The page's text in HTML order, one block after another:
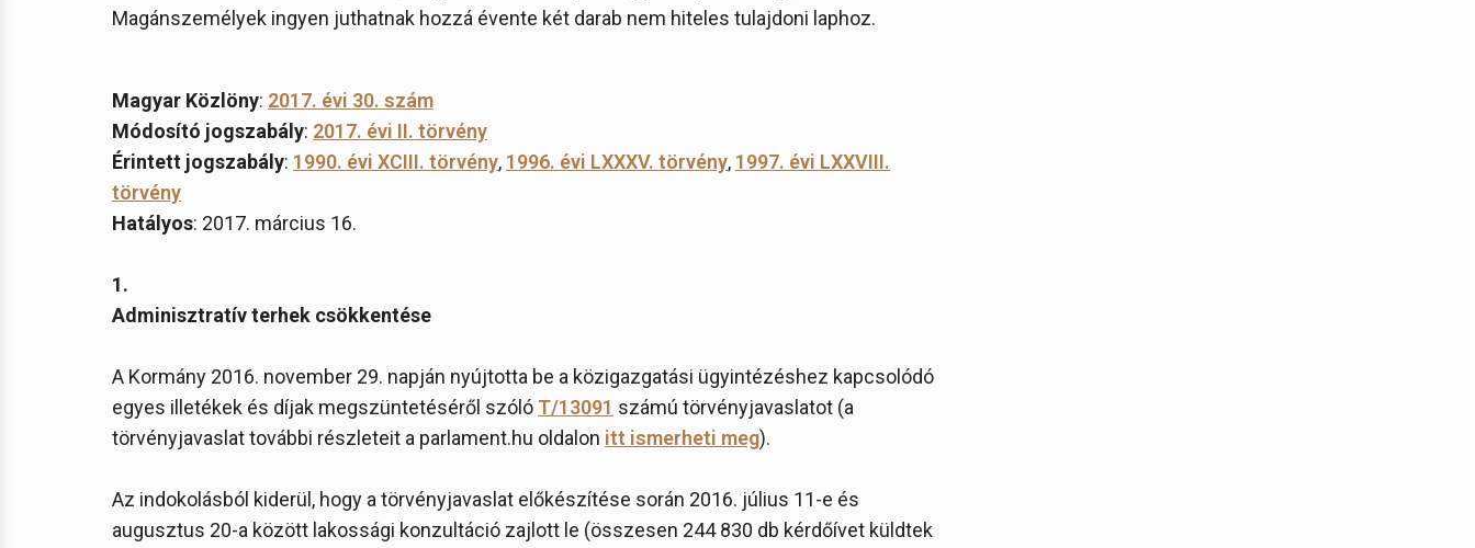
Magánszemélyek ingyen juthatnak hozzá évente két darab nem hiteles tulajdoni laphoz.
Magyar Közlöny: 2017. évi 30. szám
Módosító jogszabály: 2017. évi II. törvény
Érintett jogszabály: 1990. évi XCIII. törvény, 1996. évi LXXXV. törvény, 1997. évi LXXVIII.
törvény
Hatályos: 2017. március 16.
1.
Adminisztratív terhek csökkentése
A Kormány 2016. november 29. napján nyújtotta be a közigazgatási ügyintézéshez kapcsolódó
egyes illetékek és díjak megszüntetéséről szóló T/13091 számú törvényjavaslatot (a
törvényjavaslat további részleteit a parlament.hu oldalon itt ismerheti meg).
Az indokolásból kiderül, hogy a törvényjavaslat előkészítése során 2016. július 11-e és
augusztus 20-a között lakossági konzultáció zajlott le (összesen 244 830 db kérdőívet küldtek